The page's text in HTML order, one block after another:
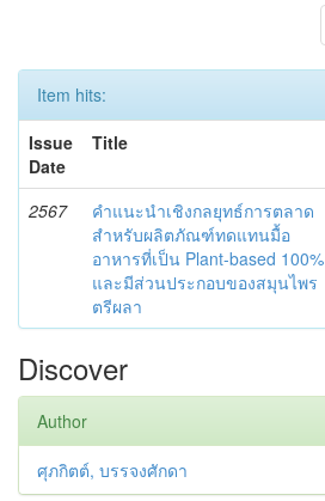
Item hits:
Issue
Date
Title
2567
คำแนะนำเชิงกลยุทธ์การตลาด
สำหรับผลิตภัณฑ์ทดแทนมื้อ
อาหารที่เป็น Plant-based 100%
และมีส่วนประกอบของสมุนไพร
ตรีผลา
Discover
Author
ศุภกิตต์, บรรจงศักดา